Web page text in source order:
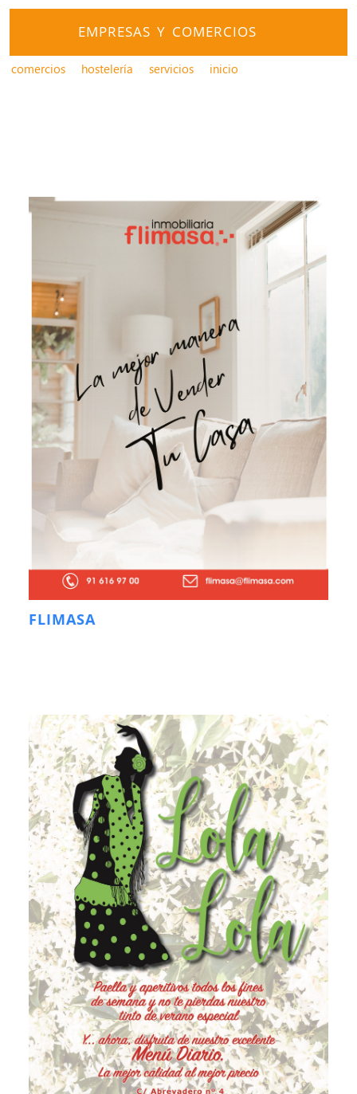
EMPRESAS Y COMERCIOS
comercios hostelería servicios inicio
FLIMASA